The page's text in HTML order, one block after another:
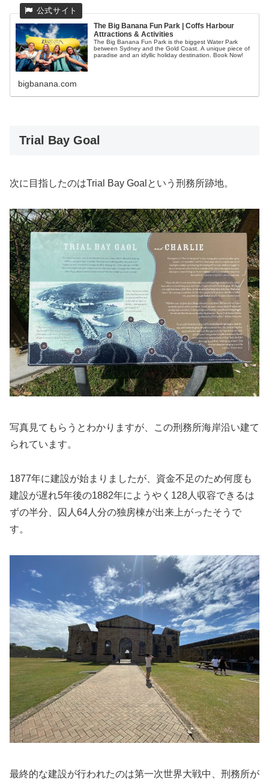
The Big Banana Fun Park | Coffs Harbour
Attractions & Activities
The Big Banana Fun Park is the biggest Water Park
between Sydney and the Gold Coast. A unique piece of
paradise and an idyllic holiday destination. Book Now!
bigbanana.com
Trial Bay Goal
次に目指したのはTrial Bay Goalという刑務所跡地。
写真見てもらうとわかりますが、この刑務所海岸沿い建て
られています。
1877年に建設が始まりましたが、資金不足のため何度も
建設が遅れ5年後の1882年にようやく128人収容できるは
ずの半分、囚人64人分の独房棟が出来上がったそうで
す。
最終的な建設が行われたのは第一次世界大戦中、刑務所が